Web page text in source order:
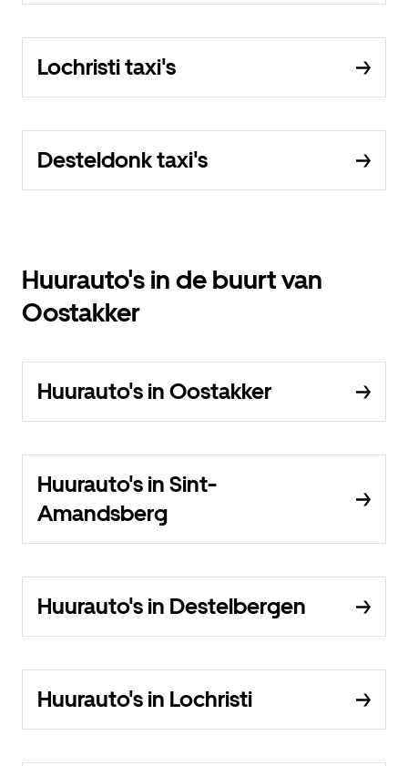
Lochristi taxi's
Desteldonk taxi's
Huurauto's in de buurt van
Oostakker
Huurauto's in Oostakker
Huurauto's in Sint-
Amandsberg
Huurauto's in Destelbergen
Huurauto's in Lochristi